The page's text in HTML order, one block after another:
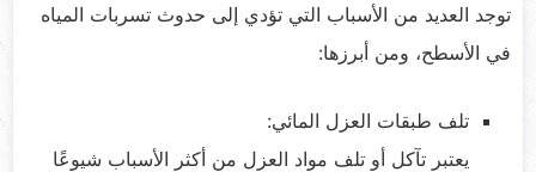
توجد العديد من الأسباب التي تؤدي إلى حدوث تسربات المياه
في الأسطح، ومن أبرزها:
تلف طبقات العزل المائي:
يعتبر تآكل أو تلف مواد العزل من أكثر الأسباب شيوعًا